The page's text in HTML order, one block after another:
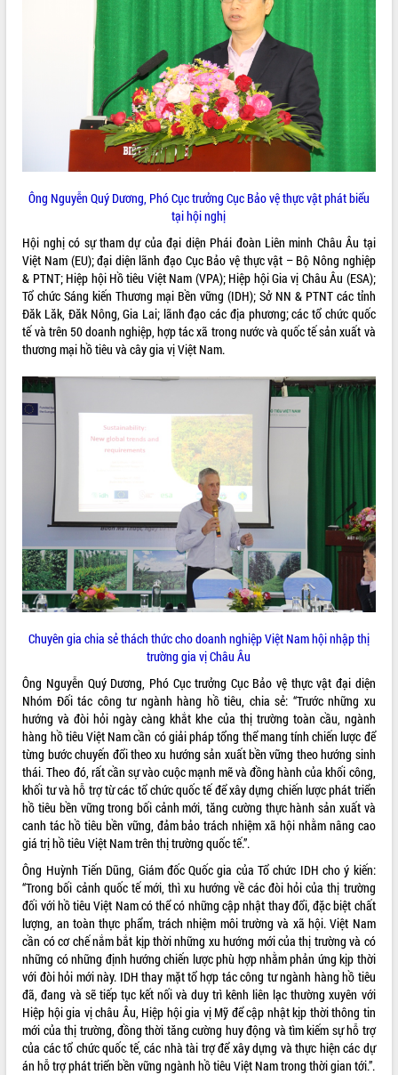
Loading the player...
Trailer Lễ hội Sầu riêng Đắk Lắk năm
2026
Khám bệnh, cấp phát thuốc miễn phí
Hội nghị UBND tỉnh Đắk Lắk thường kỳ
tháng 7/2026
Lễ truy tặng danh hiệu “Bà Mẹ Việt
Nam Anh hùng” và trao Huân chương
Lao động
UBND tỉnh Đắk Lắk triển khai nhiệm
vụ 6 tháng cuối năm 2026
Kỳ họp thứ Hai, Hội đồng nhân dân
tỉnh khóa XI quyết nghị nhiều nội dung
quan trọng
Bí thư Tỉnh ủy Lương Nguyễn Minh
Triết thăm, tặng quà người có công với
cách mạng
Rà soát, hoàn thiện hệ thống thiết chế
văn hóa, thể thao đáp ứng yêu cầu
phát triển mới
Thường trực HĐND tỉnh Đắk Lắk gặp
mặt Đoàn chuyên gia y tế TP. Hồ Chí
Minh
Lễ truy điệu và an táng hài cốt liệt sĩ
Bàn giải pháp tháo gỡ khó khăn trong
xuất khẩu sầu riêng và triển khai quy
định EUDR
Thứ trưởng Bộ Nông nghiệp và Môi
trường Nguyễn Hoàng Hiệp khảo sát
vùng trồng và doanh nghiệp đóng gói
sầu riêng tại Đắk Lắk
Trình diễn nghệ thuật chế biến các
món ăn từ sầu riêng
Đắk Lắk công bố Quy hoạch và xúc
tiến đầu tư tỉnh
Ngành cá ngừ Đắk Lắk chủ động thích
ứng để giữ vững thị trường xuất khẩu
Diễn đàn Kinh tế tư nhân Việt Nam đột
phá cơ chế - Hợp tác công tư
Đề án 06 tạo bước ngoặt đột phá trong
cải cách hành chính tỉnh Đắk Lắk
Kết nối tour, đẩy mạnh chuyển đổi số
để phát triển du lịch Đắk Lắk
Khởi động Dự án Đầu tư xây dựng hạ
tầng kỹ thuật Cụm công nghiệp Tân
Tiến
ALBUM ẢNH
LIÊN KẾT WEB
THỐNG KÊ TRUY CẬP
Hôm nay: 22182
Tất cả: 66107850
Ông Nguyễn Quý Dương, Phó Cục trưởng Cục Bảo vệ thực vật phát biểu
tại hội nghị
Hội nghị có sự tham dự của đại diện Phái đoàn Liên minh Châu Âu tại
Việt Nam (EU); đại diện lãnh đạo Cục Bảo vệ thực vật – Bộ Nông nghiệp
& PTNT; Hiệp hội Hồ tiêu Việt Nam (VPA); Hiệp hội Gia vị Châu Âu (ESA);
Tổ chức Sáng kiến Thương mại Bền vững (IDH); Sở NN & PTNT các tỉnh
Đăk Lăk, Đăk Nông, Gia Lai; lãnh đạo các địa phương; các tổ chức quốc
tế và trên 50 doanh nghiệp, hợp tác xã trong nước và quốc tế sản xuất và
thương mại hồ tiêu và cây gia vị Việt Nam.
Chuyên gia chia sẻ thách thức cho doanh nghiệp Việt Nam hội nhập thị
trường gia vị Châu Âu
Ông Nguyễn Quý Dương, Phó Cục trưởng Cục Bảo vệ thực vật đại diện
Nhóm Đối tác công tư ngành hàng hồ tiêu, chia sẻ: “Trước những xu
hướng và đòi hỏi ngày càng khắt khe của thị trường toàn cầu, ngành
hàng hồ tiêu Việt Nam cần có giải pháp tổng thể mang tính chiến lược để
từng bước chuyến đổi theo xu hướng sản xuất bền vững theo hướng sinh
thái. Theo đó, rất cần sự vào cuộc mạnh mẽ và đồng hành của khối công,
khối tư và hỗ trợ từ các tổ chức quốc tế để xây dựng chiến lược phát triển
hồ tiêu bền vững trong bối cảnh mới, tăng cường thực hành sản xuất và
canh tác hồ tiêu bền vững, đảm bảo trách nhiệm xã hội nhằm nâng cao
giá trị hồ tiêu Việt Nam trên thị trường quốc tế.”.
Ông Huỳnh Tiến Dũng, Giám đốc Quốc gia của Tổ chức IDH cho ý kiến:
“Trong bối cảnh quốc tế mới, thì xu hướng về các đòi hỏi của thị trường
đối với hồ tiêu Việt Nam có thể có những cập nhật thay đổi, đặc biệt chất
lượng, an toàn thực phẩm, trách nhiệm môi trường và xã hội. Việt Nam
cần có cơ chế nắm bắt kịp thời những xu hướng mới của thị trường và có
những có những định hướng chiến lược phù hợp nhằm phản ứng kịp thời
với đòi hỏi mới này. IDH thay mặt tổ hợp tác công tư ngành hàng hồ tiêu
đã, đang và sẽ tiếp tục kết nối và duy trì kênh liên lạc thường xuyên với
Hiệp hội gia vị châu Âu, Hiệp hội gia vị Mỹ để cập nhật kịp thời thông tin
mới của thị trường, đồng thời tăng cường huy động và tìm kiếm sự hỗ trợ
của các tổ chức quốc tế, các nhà tài trợ để xây dựng và thực hiện các dự
án hỗ trợ phát triển bền vững ngành hồ tiêu Việt Nam trong thời gian tới.”.